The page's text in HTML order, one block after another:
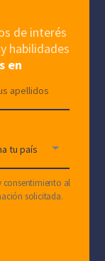
de interés
habilidades
en
consentimiento al
solicitada.